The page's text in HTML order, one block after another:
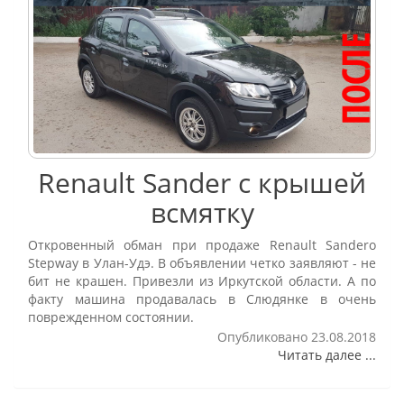
Renault Sander с крышей
всмятку
Откровенный обман при продаже Renault Sandero
Stepway в Улан-Удэ. В объявлении четко заявляют - не
бит не крашен. Привезли из Иркутской области. А по
факту машина продавалась в Слюдянке в очень
поврежденном состоянии.
Опубликовано 23.08.2018
Читать далее ...